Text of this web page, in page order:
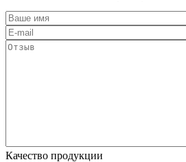
Качество продукции